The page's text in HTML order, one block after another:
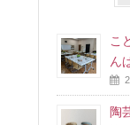
こ
ん
陶